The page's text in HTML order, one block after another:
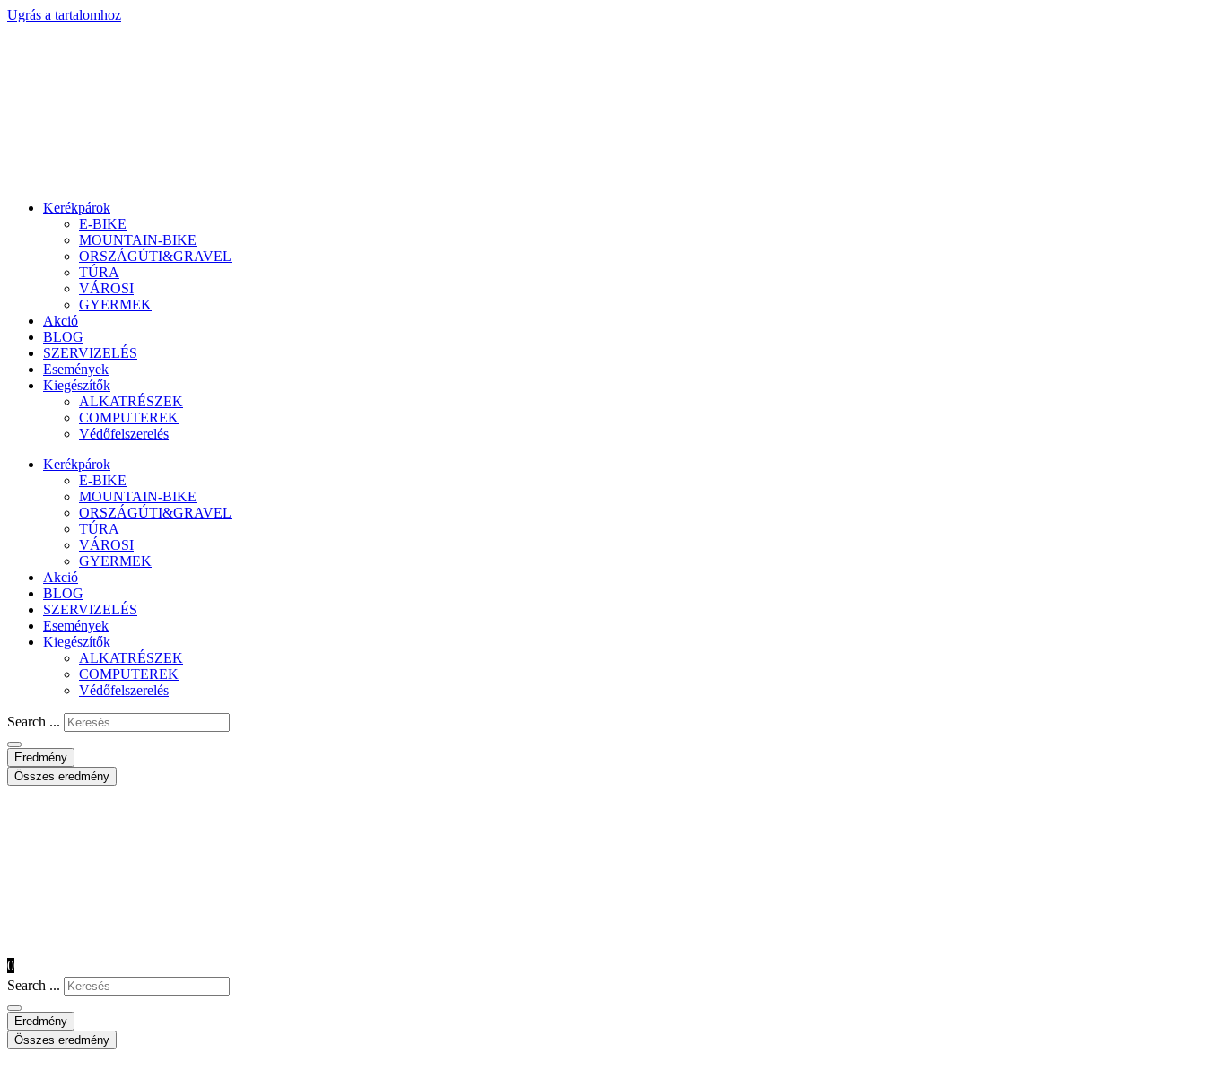
Ugrás a tartalomhoz
Kerékpárok
E-BIKE
MOUNTAIN-BIKE
ORSZÁGÚTI&GRAVEL
TÚRA
VÁROSI
GYERMEK
Akció
BLOG
SZERVIZELÉS
Események
Kiegészítők
ALKATRÉSZEK
COMPUTEREK
Védőfelszerelés
Kerékpárok
E-BIKE
MOUNTAIN-BIKE
ORSZÁGÚTI&GRAVEL
TÚRA
VÁROSI
GYERMEK
Akció
BLOG
SZERVIZELÉS
Események
Kiegészítők
ALKATRÉSZEK
COMPUTEREK
Védőfelszerelés
Search ...
Eredmény
Összes eredmény
0
Search ...
Eredmény
Összes eredmény